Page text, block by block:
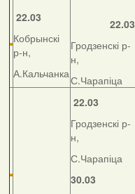
22.03
Кобрынскі
р-н,
А.Кальчанка
22.03
Гродзенскі р-
н,
С.Чарапіца
22.03
Гродзенскі р-
н,
С.Чарапіца
30.03